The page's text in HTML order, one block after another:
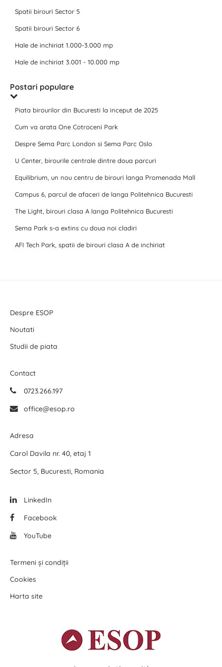
Spatii birouri Sector 5
Spatii birouri Sector 6
Hale de inchiriat 1.000-3.000 mp
Hale de inchiriat 3.001 - 10.000 mp
Postari populare
Piata birourilor din Bucuresti la inceput de 2025
Cum va arata One Cotroceni Park
Despre Sema Parc London si Sema Parc Oslo
U Center, birourile centrale dintre doua parcuri
Equilibrium, un nou centru de birouri langa Promenada Mall
Campus 6, parcul de afaceri de langa Politehnica Bucuresti
The Light, birouri clasa A langa Politehnica Bucuresti
Sema Park s-a extins cu doua noi cladiri
AFI Tech Park, spatii de birouri clasa A de inchiriat
Despre ESOP
Noutati
Studii de piata
Contact
0723.266.197
office@esop.ro
Adresa
Carol Davila nr. 40, etaj 1
Sector 5, Bucuresti, Romania
LinkedIn
Facebook
YouTube
Termeni și condiții
Cookies
Harta site